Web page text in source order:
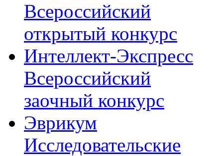
Всероссийский
открытый конкурс
Интеллект-Экспресс
Всероссийский
заочный конкурс
Эврикум
Исследовательские